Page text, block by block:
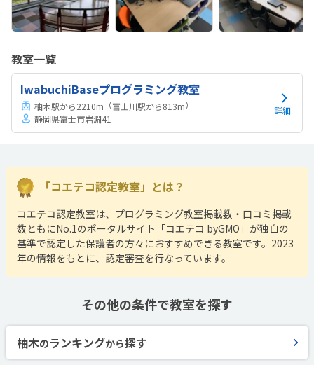
教室一覧
IwabuchiBaseプログラミング教室
柚木駅から2210m （富士川駅から813m）
静岡県富士市岩淵41
詳細
「コエテコ認定教室」とは？
コエテコ認定教室は、プログラミング教室掲載数・口コミ掲載
数ともにNo.1のポータルサイト「コエテコ byGMO」が独自の
基準で認定した保護者の方々におすすめできる教室です。2023
年の情報をもとに、認定審査を行なっています。
その他の条件で教室を探す
柚木のランキングから探す